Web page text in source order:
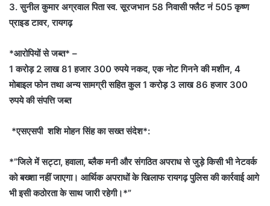
3. सुनील कुमार अग्रवाल पिता स्व. सूरजभान 58 निवासी फ्लैट नं 505 कृष्ण
प्राइड टावर, रायगढ़
*आरोपियों से जब्त* –
1 करोड़ 2 लाख 81 हजार 300 रुपये नकद, एक नोट गिनने की मशीन, 4
मोबाइल फोन तथा अन्य सामग्री सहित कुल 1 करोड़ 3 लाख 86 हजार 300
रुपये की संपत्ति जब्त
*एसएसपी शशि मोहन सिंह का सख्त संदेश*:
*”जिले में सट्टा, हवाला, ब्लैक मनी और संगठित अपराध से जुड़े किसी भी नेटवर्क
को बख्शा नहीं जाएगा। आर्थिक अपराधों के खिलाफ रायगढ़ पुलिस की कार्रवाई आगे
भी इसी कठोरता के साथ जारी रहेगी।*”